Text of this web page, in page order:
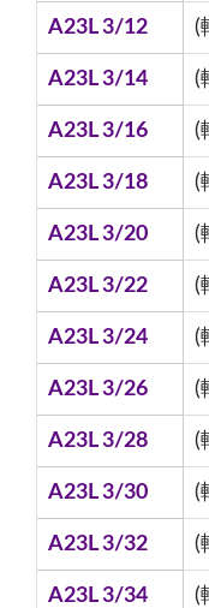
A23L 3/12 (
A23L 3/14 (
A23L 3/16 (
A23L 3/18 (
A23L 3/20 (
A23L 3/22 (
A23L 3/24 (
A23L 3/26 (
A23L 3/28 (
A23L 3/30 (
A23L 3/32 (
A23L 3/34 (